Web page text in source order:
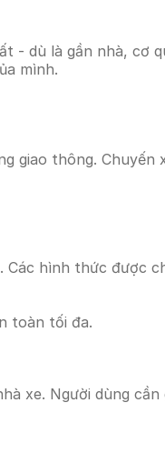
- dù là gần nhà, cơ
mình.
giao thông. Chuyến
hình thức được
toàn tối đa.
xe. Người dùng cần